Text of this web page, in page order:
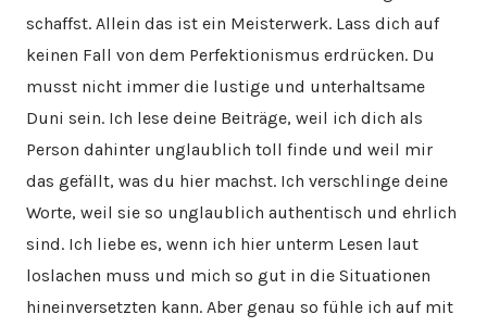
schaffst. Allein das ist ein Meisterwerk. Lass dich auf
keinen Fall von dem Perfektionismus erdrücken. Du
musst nicht immer die lustige und unterhaltsame
Duni sein. Ich lese deine Beiträge, weil ich dich als
Person dahinter unglaublich toll finde und weil mir
das gefällt, was du hier machst. Ich verschlinge deine
Worte, weil sie so unglaublich authentisch und ehrlich
sind. Ich liebe es, wenn ich hier unterm Lesen laut
loslachen muss und mich so gut in die Situationen
hineinversetzten kann. Aber genau so fühle ich auf mit